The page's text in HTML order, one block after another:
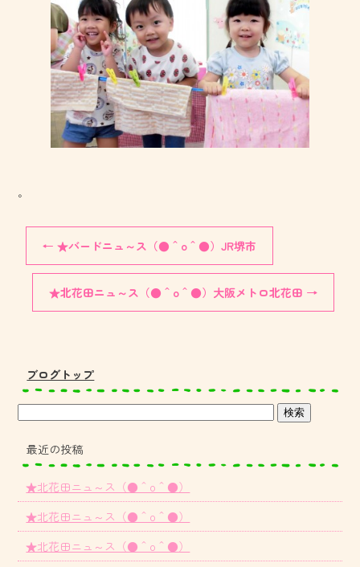
。
← ★バードニュ～ス（●＾o＾●）JR堺市
★北花田ニュ～ス（●＾o＾●）大阪メトロ北花田 →
ブログトップ
最近の投稿
★北花田ニュ～ス（●＾o＾●）
★北花田ニュ～ス（●＾o＾●）
★北花田ニュ～ス（●＾o＾●）